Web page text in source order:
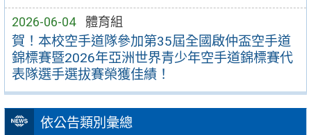
2026-06-04 體育組
賀！本校空手道隊參加第35屆全國啟仲盃空手道
錦標賽暨2026年亞洲世界青少年空手道錦標賽代
表隊選手選拔賽榮獲佳績！
依公告類別彙總